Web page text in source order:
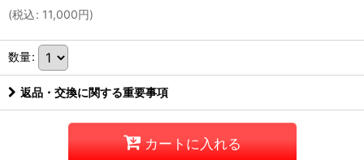
(税込: 11,000円)
数量:
返品・交換に関する重要事項
カートに入れる